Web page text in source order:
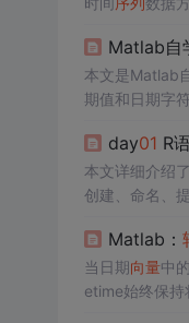
Matlab自
本文是Matlab
期值和日期字符
day01 R
本文详细介绍
创建、命名、
Matlab：
当日期向量中
etime始终保